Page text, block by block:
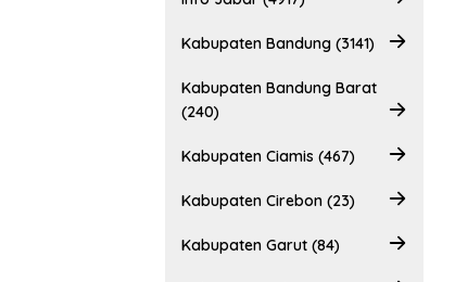
Kabupaten Bandung (3141)
Kabupaten Bandung Barat
(240)
Kabupaten Ciamis (467)
Kabupaten Cirebon (23)
Kabupaten Garut (84)